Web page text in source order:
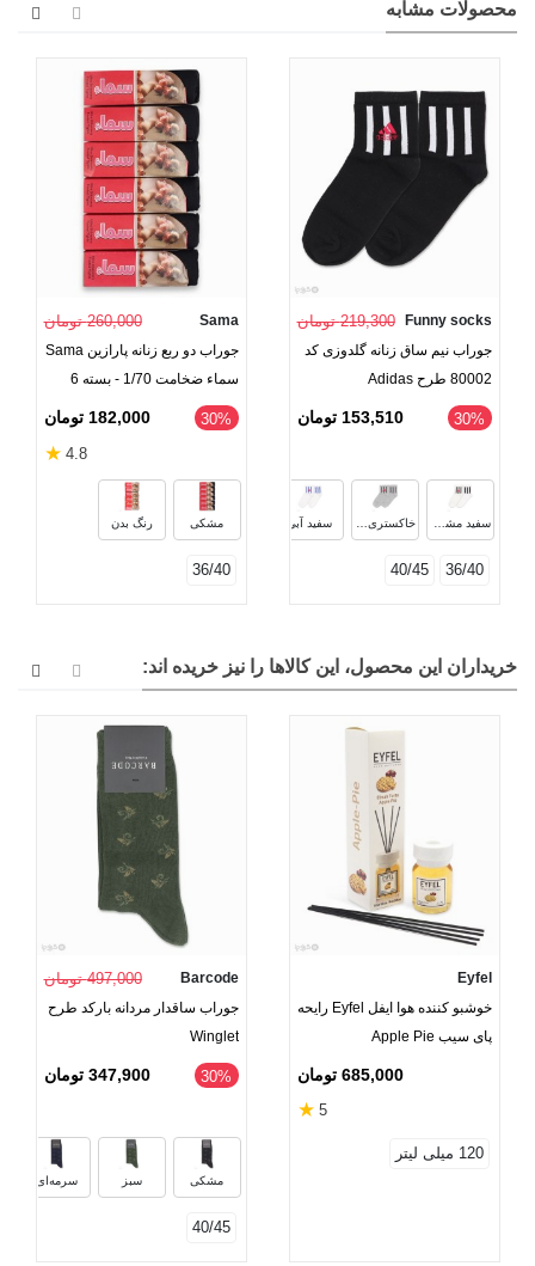
محصولات مشابه
Funny socks 219,300 تومان
جوراب نیم ساق زنانه گلدوزی کد
80002 طرح Adidas
‎30% 153,510 تومان
سفید آبی
مشکی آبی سرمه‌ای آبی
36/40
40/45
Sama 260,000 تومان
جوراب دو ربع زنانه پارازین Sama
سماء ضخامت 1/70 - بسته 6
عددی
‎30% 182,000 تومان
4.8
★
مشکی رنگ بدن
36/40
خریداران این محصول، این کالاها را نیز خریده اند:
Eyfel
خوشبو کننده هوا ایفل Eyfel رایحه
پای سیب Apple Pie
685,000 تومان
5
★
120 میلی لیتر
Barcode 497,000 تومان
جوراب ساقدار مردانه بارکد طرح
Winglet
‎30% 347,900 تومان
مشکی سبز سرمه‌ای
40/45